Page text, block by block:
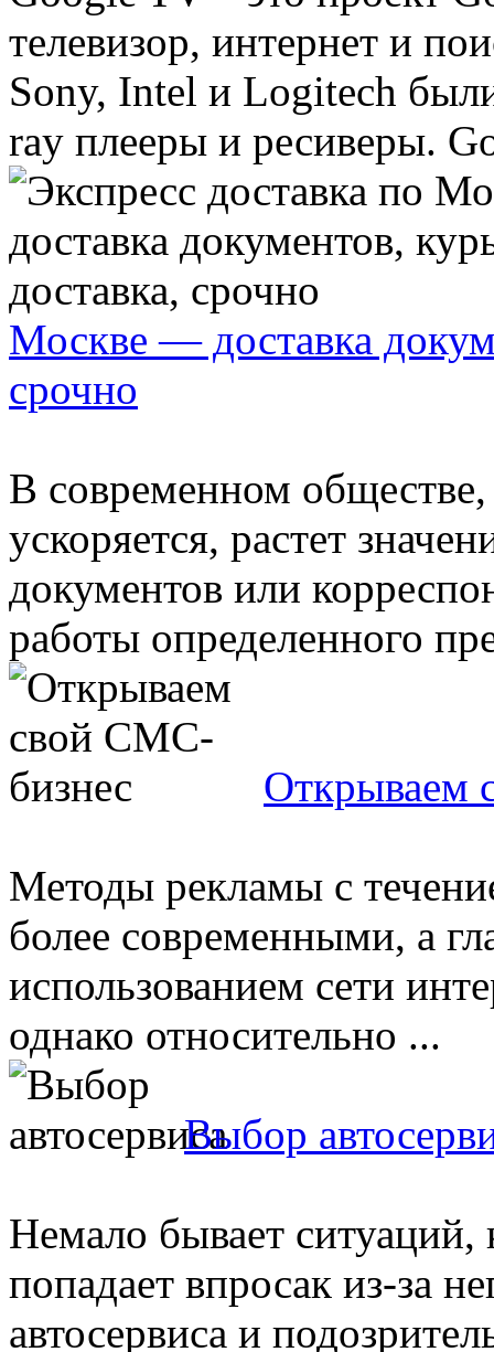
телевизор, интернет и
Sony, Intel и Logitech
ray плееры и ресиверы.
Москве — доставка
срочно
В современном
ускоряется, растет
документов или
работы определенного
Открываем
Методы рекламы с
более современными, а
использованием сети
однако относительно ...
Выбор
Немало бывает ситуаций,
попадает впросак из-за
автосервиса и